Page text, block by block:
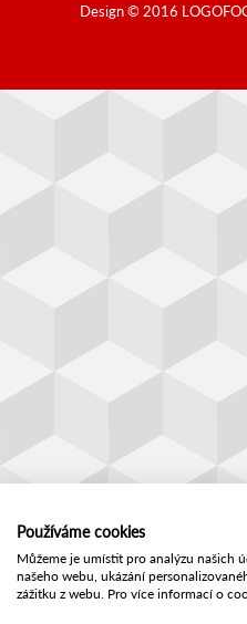
Design © 2016
Používáme cookies
Můžeme je umístit pro analýzu našich
našeho webu, ukázání
zážitku z webu. Pro více informací o